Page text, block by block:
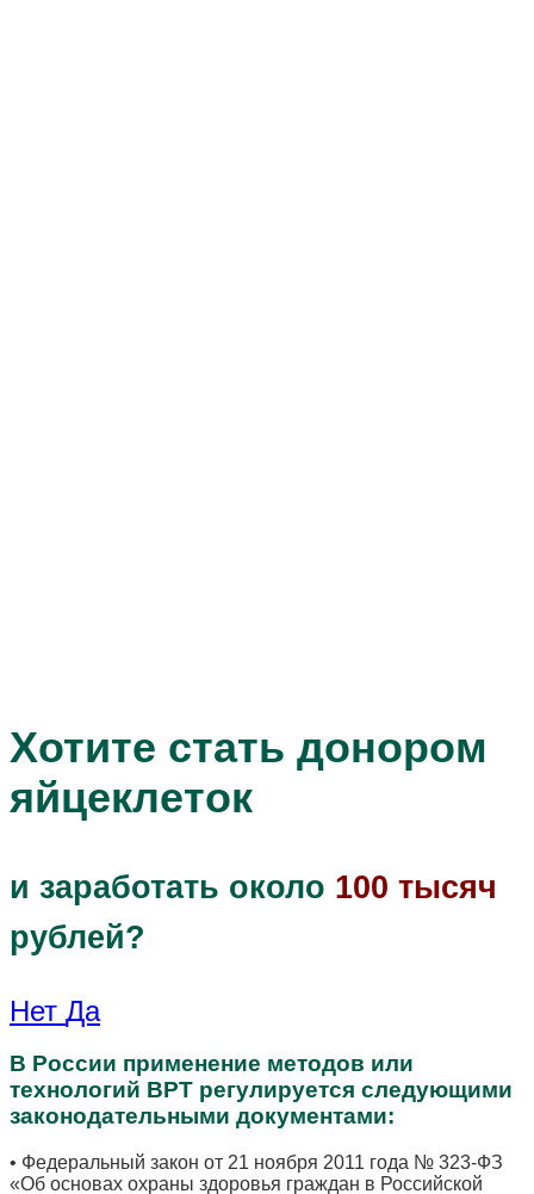
Хотите стать донором
яйцеклеток
и заработать около 100 тысяч
рублей?
Нет Да
В России применение методов или
технологий ВРТ регулируется следующими
законодательными документами:
• Федеральный закон от 21 ноября 2011 года № 323-ФЗ
«Об основах охраны здоровья граждан в Российской